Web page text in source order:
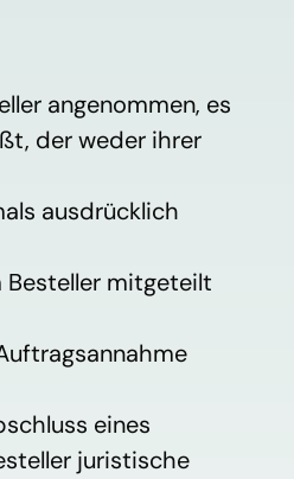
angenommen, es
der weder ihrer
ausdrücklich
Besteller mitgeteilt
eines
juristische